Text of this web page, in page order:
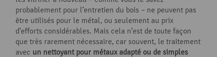
probablement pour l’entretien du bois – ne peuvent pas
être utilisés pour le métal, ou seulement au prix
d’efforts considérables. Mais cela n’est de toute façon
que très rarement nécessaire, car souvent, le traitement
avec un nettoyant pour métaux adapté ou de simples